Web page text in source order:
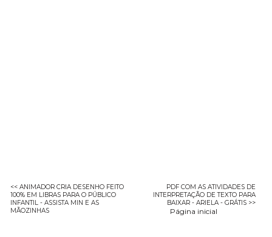
<< ANIMADOR CRIA DESENHO FEITO
100% EM LIBRAS PARA O PÚBLICO
INFANTIL - ASSISTA MIN E AS
MÃOZINHAS
PDF COM AS ATIVIDADES DE
INTERPRETAÇÃO DE TEXTO PARA
BAIXAR - ARIELA - GRÁTIS >>
Página inicial